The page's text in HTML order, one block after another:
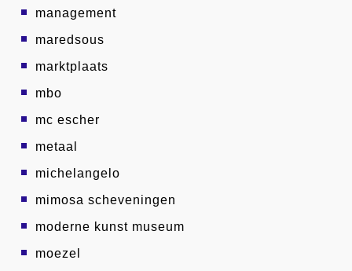
management
maredsous
marktplaats
mbo
mc escher
metaal
michelangelo
mimosa scheveningen
moderne kunst museum
moezel